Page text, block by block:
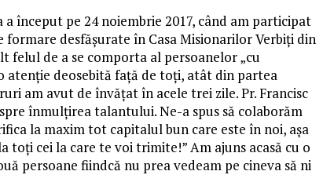
început pe 24 noiembrie 2017, când am participat
desfășurate în Casa Misionarilor Verbiți din
felul de a se comporta al persoanelor „cu
atenție deosebită față de toți, atât din partea
am avut de învățat în acele trei zile. Pr. Francisc
înmulțirea talantului. Ne-a spus să colaborăm
la maxim tot capitalul bun care este în noi, așa
toți cei la care te voi trimite!” Am ajuns acasă cu o
persoane fiindcă nu prea vedeam pe cineva să ni